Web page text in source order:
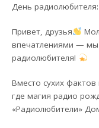
День
Привет, друзья
впечатлениями —
радиолюбителя!
Вместо сухих
где магия радио
«Радиолюбители»